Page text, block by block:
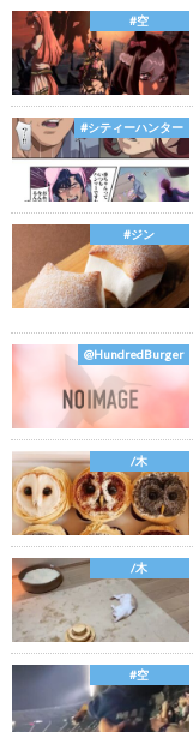
#空
#シティーハンター
#ジン
@HundredBurger
/木
/木
#空